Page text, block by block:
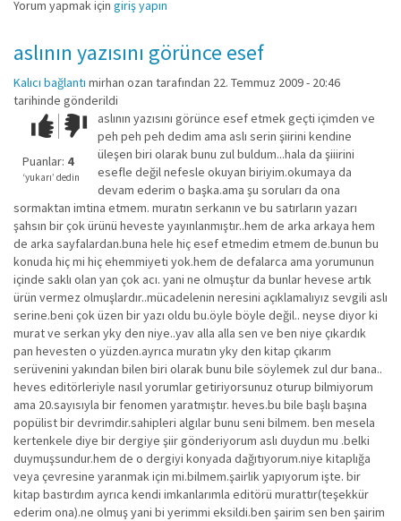
Yorum yapmak için giriş yapın
aslının yazısını görünce esef
Kalıcı bağlantı mirhan ozan tarafından 22. Temmuz 2009 - 20:46
tarihinde gönderildi
Çok iyi!O
kadar
iyi
değil!
Puanlar: 4
‘yukarı’ dedin
aslının yazısını görünce esef etmek geçti içimden ve
peh peh peh dedim ama aslı serin şiirini kendine
üleşen biri olarak bunu zul buldum...hala da şiiirini
esefle değil nefesle okuyan biriyim.okumaya da
devam ederim o başka.ama şu soruları da ona
sormaktan imtina etmem. muratın serkanın ve bu satırların yazarı
şahsın bir çok ürünü heveste yayınlanmıştır..hem de arka arkaya hem
de arka sayfalardan.buna hele hiç esef etmedim etmem de.bunun bu
konuda hiç mi hiç ehemmiyeti yok.hem de defalarca ama yorumunun
içinde saklı olan yan çok acı. yani ne olmuştur da bunlar hevese artık
ürün vermez olmuşlardır..mücadelenin neresini açıklamalıyız sevgili aslı
serine.beni çok üzen bir yazı oldu bu.öyle böyle değil.. neyse diyor ki
murat ve serkan yky den niye..yav alla alla sen ve ben niye çıkardık
pan hevesten o yüzden.ayrıca muratın yky den kitap çıkarım
serüvenini yakından bilen biri olarak bunu bile söylemek zul dur bana..
heves editörleriyle nasıl yorumlar getiriyorsunuz oturup bilmiyorum
ama 20.sayısıyla bir fenomen yaratmıştır. heves.bu bile başlı başına
popülist bir devrimdir.sahipleri algılar bunu seni bilmem. ben mesela
kertenkele diye bir dergiye şiir gönderiyorum aslı duydun mu .belki
duymuşsundur.hem de o dergiyi konyada dağıtıyorum.niye kitaplığa
veya çevresine yaranmak için mi.bilmem.şairlik yapıyorum işte. bir
kitap bastırdım ayrıca kendi imkanlarımla editörü murattır(teşekkür
ederim ona).ne olmuş yani bi yerimmi eksildi.ben şairim sen ben şairim